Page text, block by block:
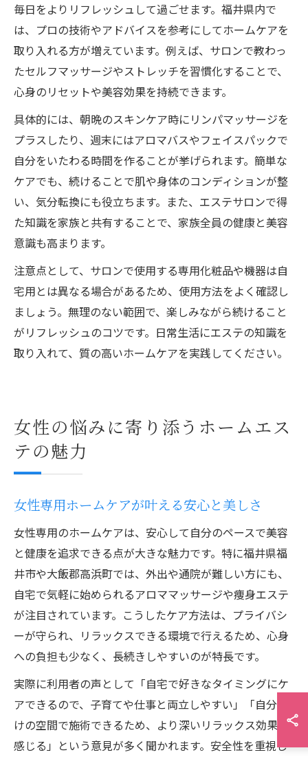
毎日をよりリフレッシュして過ごせます。福井県内で
は、プロの技術やアドバイスを参考にしてホームケアを
取り入れる方が増えています。例えば、サロンで教わっ
たセルフマッサージやストレッチを習慣化することで、
心身のリセットや美容効果を持続できます。
具体的には、朝晩のスキンケア時にリンパマッサージを
プラスしたり、週末にはアロマバスやフェイスパックで
自分をいたわる時間を作ることが挙げられます。簡単な
ケアでも、続けることで肌や身体のコンディションが整
い、気分転換にも役立ちます。また、エステサロンで得
た知識を家族と共有することで、家族全員の健康と美容
意識も高まります。
注意点として、サロンで使用する専用化粧品や機器は自
宅用とは異なる場合があるため、使用方法をよく確認し
ましょう。無理のない範囲で、楽しみながら続けること
がリフレッシュのコツです。日常生活にエステの知識を
取り入れて、質の高いホームケアを実践してください。
女性の悩みに寄り添うホームエス
テの魅力
女性専用ホームケアが叶える安心と美しさ
女性専用のホームケアは、安心して自分のペースで美容
と健康を追求できる点が大きな魅力です。特に福井県福
井市や大飯郡高浜町では、外出や通院が難しい方にも、
自宅で気軽に始められるアロママッサージや痩身エステ
が注目されています。こうしたケア方法は、プライバシ
ーが守られ、リラックスできる環境で行えるため、心身
への負担も少なく、長続きしやすいのが特長です。
実際に利用者の声として「自宅で好きなタイミングにケ
アできるので、子育てや仕事と両立しやすい」「自分だ
けの空間で施術できるため、より深いリラックス効果を
感じる」という意見が多く聞かれます。安全性を重視し